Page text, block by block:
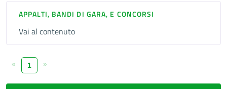
APPALTI, BANDI DI GARA, E CONCORSI
Vai al contenuto
« 1 »